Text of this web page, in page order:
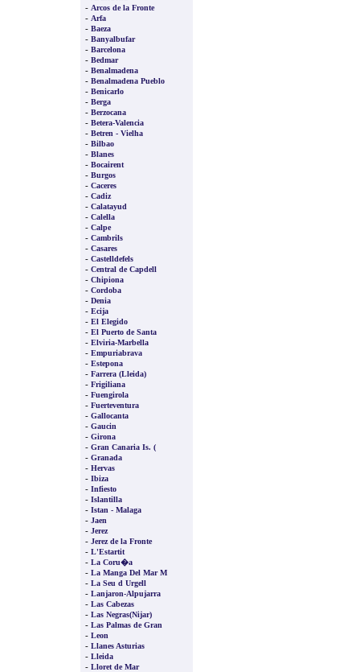
- Arcos de la Fronte
- Arfa
- Baeza
- Banyalbufar
- Barcelona
- Bedmar
- Benalmadena
- Benalmadena Pueblo
- Benicarlo
- Berga
- Berzocana
- Betera-Valencia
- Betren - Vielha
- Bilbao
- Blanes
- Bocairent
- Burgos
- Caceres
- Cadiz
- Calatayud
- Calella
- Calpe
- Cambrils
- Casares
- Castelldefels
- Central de Capdell
- Chipiona
- Cordoba
- Denia
- Ecija
- El Elegido
- El Puerto de Santa
- Elviria-Marbella
- Empuriabrava
- Estepona
- Farrera (Lleida)
- Frigiliana
- Fuengirola
- Fuerteventura
- Gallocanta
- Gaucin
- Girona
- Gran Canaria Is. (
- Granada
- Hervas
- Ibiza
- Infiesto
- Islantilla
- Istan - Malaga
- Jaen
- Jerez
- Jerez de la Fronte
- L'Estartit
- La Coru�a
- La Manga Del Mar M
- La Seu d Urgell
- Lanjaron-Alpujarra
- Las Cabezas
- Las Negras(Nijar)
- Las Palmas de Gran
- Leon
- Llanes Asturias
- Lleida
- Lloret de Mar